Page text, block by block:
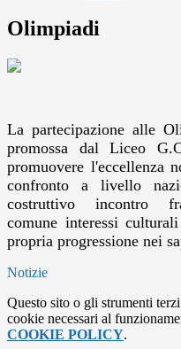
Olimpiadi
La partecipazione alle
promossa dal Liceo
promuovere l'eccellenza
confronto a livello
costruttivo incontro
comune interessi
propria progressione nei
Notizie
Questo sito o gli strumenti
cookie necessari al
COOKIE POLICY.